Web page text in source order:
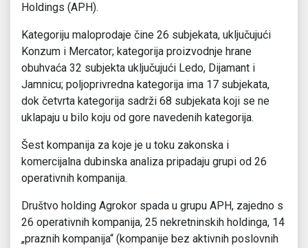
Holdings (APH).
Kategoriju maloprodaje čine 26 subjekata, uključujući
Konzum i Mercator; kategorija proizvodnje hrane
obuhvaća 32 subjekta uključujući Ledo, Dijamant i
Jamnicu; poljoprivredna kategorija ima 17 subjekata,
dok četvrta kategorija sadrži 68 subjekata koji se ne
uklapaju u bilo koju od gore navedenih kategorija.
Šest kompanija za koje je u toku zakonska i
komercijalna dubinska analiza pripadaju grupi od 26
operativnih kompanija.
Društvo holding Agrokor spada u grupu APH, zajedno s
26 operativnih kompanija, 25 nekretninskih holdinga, 14
„praznih kompanija“ (kompanije bez aktivnih poslovnih